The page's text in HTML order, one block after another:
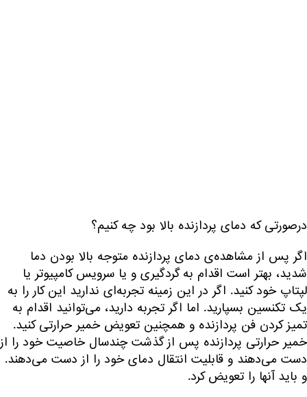
درصورتی که دمای پردازنده بالا بود چه کنیم؟
اگر پس از مشاهده‌ی دمای پردازنده متوجه بالا بودن دما
شدید، بهتر است اقدام به گردگیری و یا سرویس کامپیوتر یا
لپتاپ خود کنید. اگر در این زمینه تجربه‌ای ندارید این کار را به
یک تکنسین بسپارید. اما اگر تجربه دارید، می‌توانید اقدام به
تمیز کردن فن پردازنده و همچنین تعویض خمیر حرارتی کنید.
خمیر حرارتی پردازنده پس از گذشت چندسال خاصیت خود را از
دست می‌دهند و قابلیت انتقال دمای خود را از دست می‌دهند.
و باید آنها را تعویض کرد.